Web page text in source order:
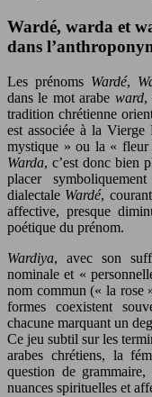
Wardé, warda et
dans
Les prénoms Wardé,
dans le mot arabe ward,
tradition chrétienne
est associée à la
mystique » ou la «
Warda, c’est donc bien
placer
dialectale Wardé,
affective, presque
poétique du prénom.
Wardiya, avec son
nominale et «
nom commun (« la rose
formes coexistent
chacune marquant un
Ce jeu subtil sur les
arabes chrétiens, la
question de
nuances spirituelles et